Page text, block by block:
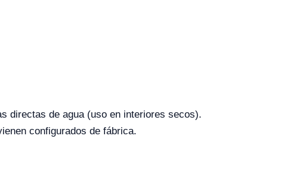
directas de agua (uso en interiores secos).
configurados de fábrica.